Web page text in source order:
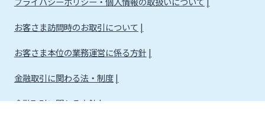
お客さま訪問時のお取引について
お客さま本位の業務運営に係る方針
金融取引に関わる法・制度
金融取引に関わる方針